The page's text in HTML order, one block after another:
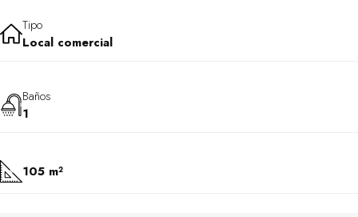
Tipo
Local comercial
Baños
1
105 m²